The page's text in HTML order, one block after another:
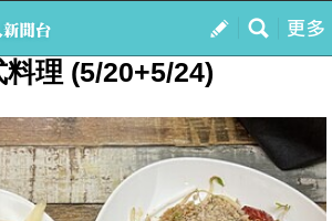
我的
理 (5/20+5/24)